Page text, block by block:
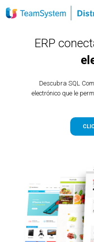
ERP
Descubra SQL
electrónico que le